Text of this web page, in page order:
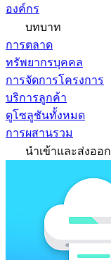
องค์กร
บทบาท
การตลาด
ทรัพยากรบุคคล
การจัดการโครงการ
บริการลูกค้า
ดูโซลูชันทั้งหมด
การผสานรวม
นำเข้าและส่งออก